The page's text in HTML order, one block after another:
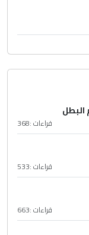
قراءات :368
قراءات :533
قراءات :663